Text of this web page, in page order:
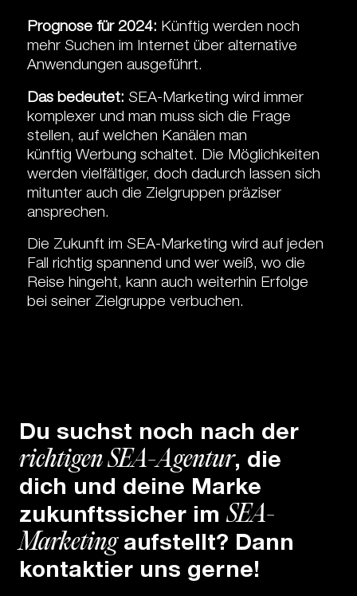
Prognose für 2024: Künftig werden noch
mehr Suchen im Internet über alternative
Anwendungen ausgeführt.
Das bedeutet: SEA-Marketing wird immer
komplexer und man muss sich die Frage
stellen, auf welchen Kanälen man
künftig Werbung schaltet. Die Möglichkeiten
werden vielfältiger, doch dadurch lassen sich
mitunter auch die Zielgruppen präziser
ansprechen.
Die Zukunft im SEA-Marketing wird auf jeden
Fall richtig spannend und wer weiß, wo die
Reise hingeht, kann auch weiterhin Erfolge
bei seiner Zielgruppe verbuchen.
Du suchst noch nach der
richtigen SEA-Agentur, die
dich und deine Marke
zukunftssicher imSEA-
Marketingaufstellt? Dann
kontaktier uns gerne!